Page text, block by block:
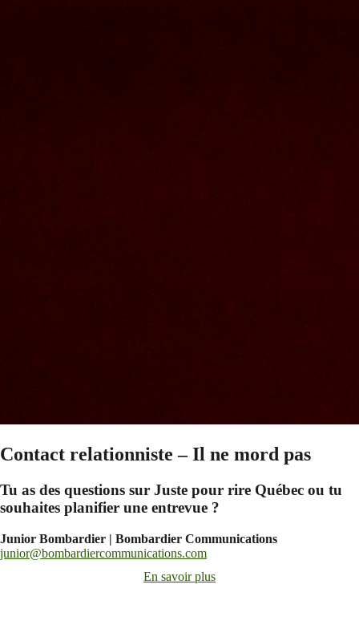
Contact relationniste – Il ne mord pas
Tu as des questions sur Juste pour rire Québec ou tu
souhaites planifier une entrevue ?
Junior Bombardier | Bombardier Communications
junior@bombardiercommunications.com
En savoir plus